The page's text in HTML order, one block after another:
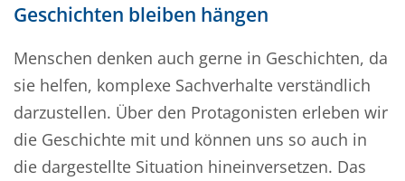
Geschichten bleiben hängen
Menschen denken auch gerne in Geschichten, da
sie helfen, komplexe Sachverhalte verständlich
darzustellen. Über den Protagonisten erleben wir
die Geschichte mit und können uns so auch in
die dargestellte Situation hineinversetzen. Das